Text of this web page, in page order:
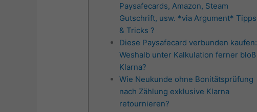
Paysafecards, Amazon, Steam
Gutschrift, usw. *via Argument* Tipps
& Tricks ?
Diese Paysafecard verbunden kaufen:
Weshalb unter Kalkulation ferner bloß
Klarna?
Wie Neukunde ohne Bonitätsprüfung
nach Zählung exklusive Klarna
retournieren?